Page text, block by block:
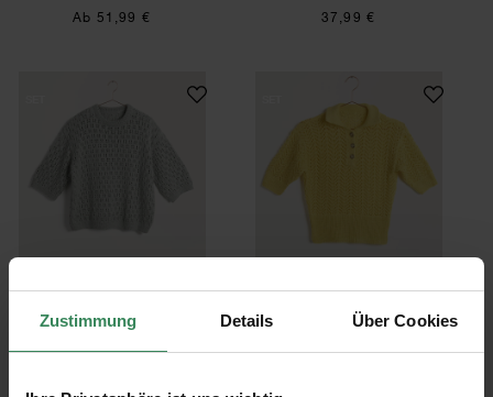
Zustimmung Details Über Cookies
Ab 51,99 € 37,99 €
Strickset Shirt Modell 31 aus Lovewool No. 22
aus Lovewool No. 22
Strickset
04 aus Lovewool No. 22